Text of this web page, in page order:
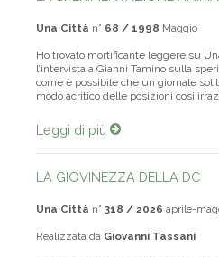
Una Città n° 68 / 1998 Maggio
Ho trovato mortificante leggere su
l’intervista a Gianni Tamino sulla
come è possibile che un giornale
modo acritico delle posizioni così
Leggi di più
LA GIOVINEZZA DELLA DC
Una Città n° 318 / 2026 aprile-
Realizzata da Giovanni Tassani